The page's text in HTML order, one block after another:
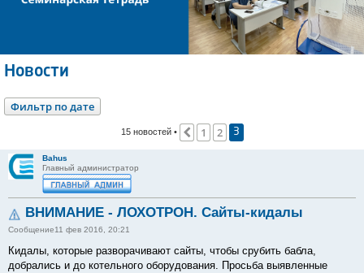
Новости
Фильтр по дате
15 новостей • Пред.
1 2 3
Bahus
Главный администратор
ВНИМАНИЕ - ЛОХОТРОН. Сайты-кидалы
Сообщение11 фев 2016, 20:21
Кидалы, которые разворачивают сайты, чтобы срубить бабла,
добрались и до котельного оборудования. Просьба выявленные